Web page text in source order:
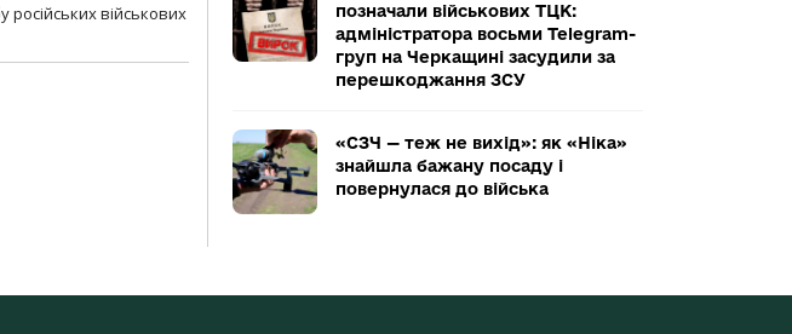
російських військових
позначали військових ТЦК:
адміністратора восьми Telegram-
груп на Черкащині засудили за
перешкоджання ЗСУ
«СЗЧ — теж не вихід»: як «Ніка»
знайшла бажану посаду і
повернулася до війська